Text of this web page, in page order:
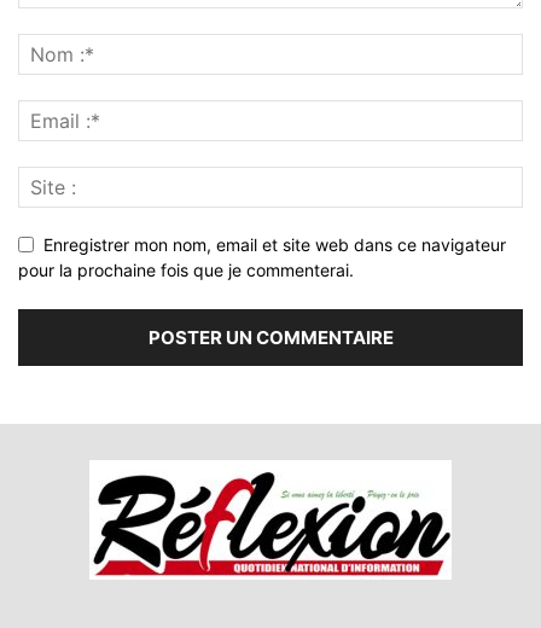
Enregistrer mon nom, email et site web dans ce navigateur
pour la prochaine fois que je commenterai.